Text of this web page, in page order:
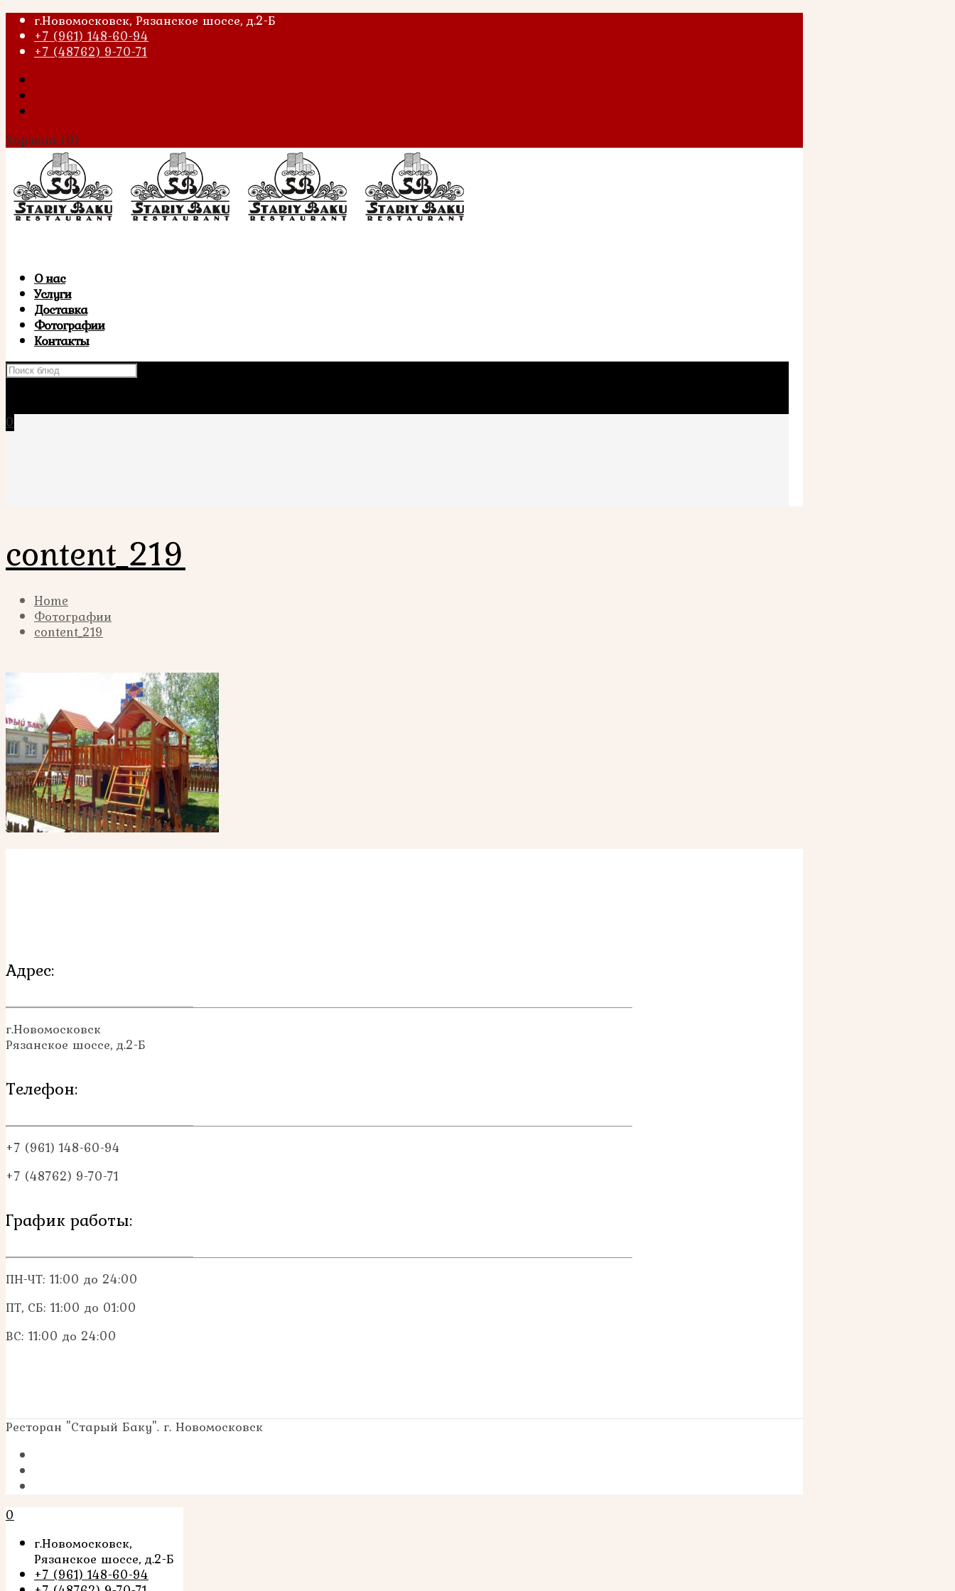
г.Новомосковск, Рязанское шоссе, д.2-Б
+7 (961) 148-60-94
+7 (48762) 9-70-71
Корзина (0)
О нас
Услуги
Доставка
Фотографии
Контакты
0
content_219
Home
Фотографии
content_219
Адрес:
г.Новомосковск
Рязанское шоссе, д.2-Б
Телефон:
+7 (961) 148-60-94
+7 (48762) 9-70-71
График работы:
ПН-ЧТ: 11:00 до 24:00
ПТ, СБ: 11:00 до 01:00
ВС: 11:00 до 24:00
Ресторан "Старый Баку". г. Новомосковск
0
г.Новомосковск,
Рязанское шоссе, д.2-Б
+7 (961) 148-60-94